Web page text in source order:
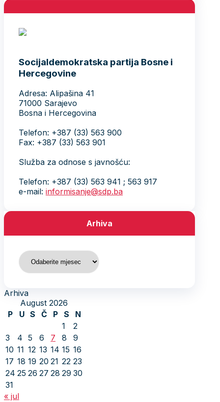
Socijaldemokratska partija Bosne i
Hercegovine
Adresa: Alipašina 41
71000 Sarajevo
Bosna i Hercegovina
Telefon: +387 (33) 563 900
Fax: +387 (33) 563 901
Služba za odnose s javnošću:
Telefon: +387 (33) 563 941 ; 563 917
e-mail: informisanje@sdp.ba
Arhiva
Arhiva
Arhiva
August 2026
P
U S Č P S
N
1
2
3
4 5 6 7 8
9
10 11 12 13 14 15 16
17 18 19 20 21 22 23
24 25 26 27 28 29 30
31
« jul